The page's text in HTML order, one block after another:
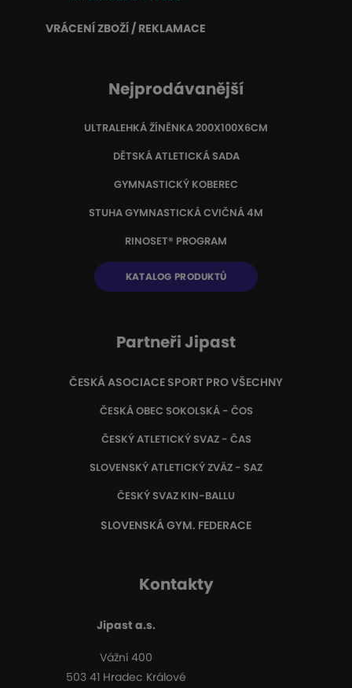
VRÁCENÍ ZBOŽÍ / REKLAMACE
Nejprodávanější
ULTRALEHKÁ ŽÍNĚNKA 200X100X6CM
DĚTSKÁ ATLETICKÁ SADA
GYMNASTICKÝ KOBEREC
STUHA GYMNASTICKÁ CVIČNÁ 4M
RINOSET® PROGRAM
KATALOG PRODUKTŮ
Partneři Jipast
ČESKÁ ASOCIACE SPORT PRO VŠECHNY
ČESKÁ OBEC SOKOLSKÁ - ČOS
ČESKÝ ATLETICKÝ SVAZ - ČAS
SLOVENSKÝ ATLETICKÝ ZVÄZ - SAZ
ČESKÝ SVAZ KIN-BALLU
SLOVENSKÁ GYM. FEDERACE
Kontakty
Jipast a.s.
Vážní 400
503 41 Hradec Králové